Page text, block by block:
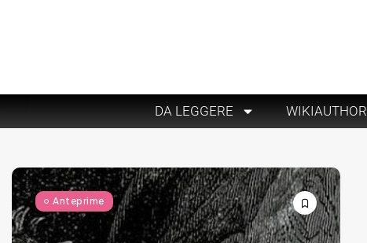
DA LEGGERE WIKIAUTHOR
Anteprime